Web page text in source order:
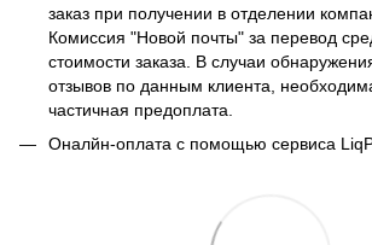
заказ при получении в отделении
Комиссия "Новой почты" за перевод
стоимости заказа. В случаи
отзывов по данным клиента,
частичная предоплата.
Оналйн-оплата с помощью сервиса